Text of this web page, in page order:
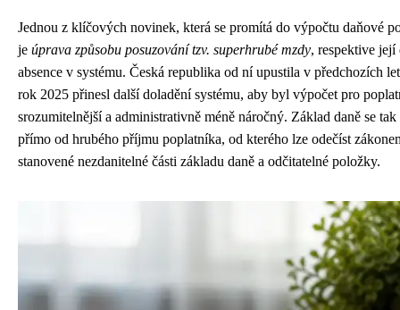
Jednou z klíčových novinek, která se promítá do výpočtu daňové
je úprava způsobu posuzování tzv. superhrubé mzdy, respektive
absence v systému. Česká republika od ní upustila v předchozích
rok 2025 přinesl další doladění systému, aby byl výpočet pro
srozumitelnější a administrativně méně náročný. Základ daně se
přímo od hrubého příjmu poplatníka, od kterého lze odečíst
stanovené nezdanitelné části základu daně a odčitatelné položky.